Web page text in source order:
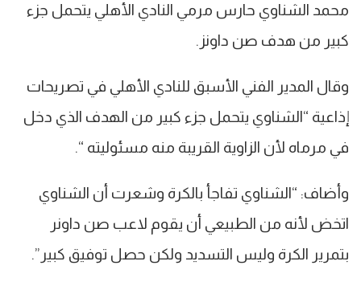
محمد الشناوي حارس مرمي النادي الأهلي يتحمل جزء
كبير من هدف صن داونز.
وقال المدير الفني الأسبق للنادي الأهلي في تصريحات
إذاعية “الشناوي يتحمل جزء كبير من الهدف الذي دخل
في مرماه لأن الزاوية القريبة منه مسئوليته “.
وأضاف: “الشناوي تفاجأ بالكرة وشعرت أن الشناوي
اتخض لأنه من الطبيعي أن يقوم لاعب صن داونر
بتمرير الكرة وليس التسديد ولكن حصل توفيق كبير”.